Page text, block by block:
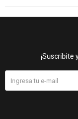
¡Suscribite